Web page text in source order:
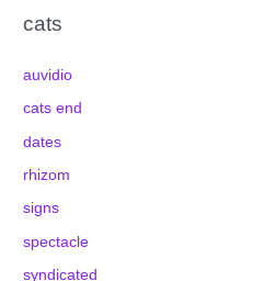
cats
auvidio
cats end
dates
rhizom
signs
spectacle
syndicated